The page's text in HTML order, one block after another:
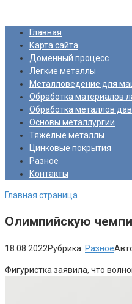
контентуГлавная
Карта сайта
Доменный процесс
Легкие металлы
Металловедение для
Обработка материалов
Обработка металлов
Основы металлургии
Тяжелые металлы
Цинковые покрытия
Разное
Контакты
Главная страница
Олимпийскую
18.08.2022Рубрика: Разное
Фигуристка заявила, что